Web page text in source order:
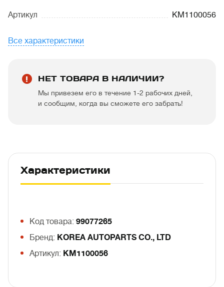
Артикул KM1100056
Все характеристики
НЕТ ТОВАРА В НАЛИЧИИ?
Мы привезем его в течение 1-2 рабочих дней,
и сообщим, когда вы сможете его забрать!
Характеристики
Код товара: 99077265
Бренд: KOREA AUTOPARTS CO., LTD
Артикул: KM1100056